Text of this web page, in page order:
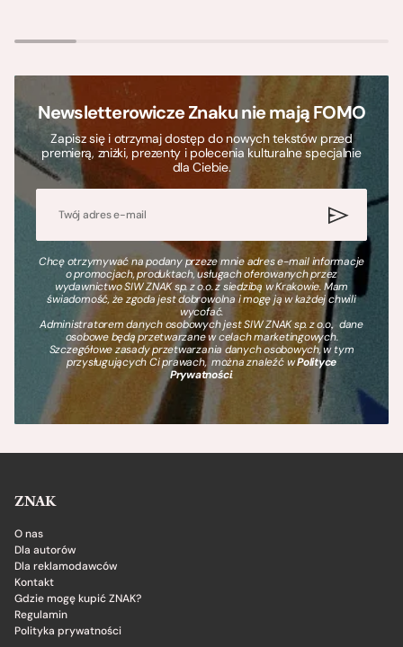
Newsletterowicze Znaku nie mają FOMO
Zapisz się i otrzymaj dostęp do nowych tekstów przed
premierą, zniżki, prezenty i polecenia kulturalne specjalnie
dla Ciebie.
Chcę otrzymywać na podany przeze mnie adres e-mail informacje
o promocjach, produktach, usługach oferowanych przez
wydawnictwo SIW ZNAK sp. z o.o. z siedzibą w Krakowie. Mam
świadomość, że zgoda jest dobrowolna i mogę ją w każdej chwili
wycofać.
Administratorem danych osobowych jest SIW ZNAK sp. z o.o., dane
osobowe będą przetwarzane w celach marketingowych.
Szczegółowe zasady przetwarzania danych osobowych, w tym
przysługujących Ci prawach, można znaleźć wPolityce
Prywatności.
ZNAK
O nas
Dla autorów
Dla reklamodawców
Kontakt
Gdzie mogę kupić ZNAK?
Regulamin
Polityka prywatności